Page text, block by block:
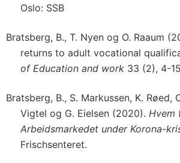
Oslo: SSB
Bratsberg, B., T. Nyen og O. Raaum
returns to adult vocational
of Education and work 33 (2), 4-
Bratsberg, B., S. Markussen, K. Røed,
Vigtel og G. Eielsen (2020). Hvem
Arbeidsmarkedet under Korona-
Frischsenteret.